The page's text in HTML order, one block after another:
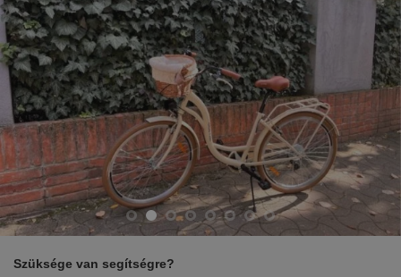
Szüksége van segítségre?